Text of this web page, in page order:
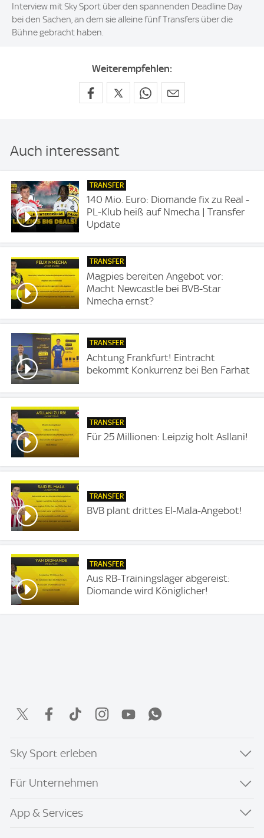
Interview mit Sky Sport über den spannenden Deadline Day
bei den Sachen, an dem sie alleine fünf Transfers über die
Bühne gebracht haben.
Weiterempfehlen:
Auch interessant
TRANSFER
140 Mio. Euro: Diomande fix zu Real -
PL-Klub heiß auf Nmecha | Transfer
Update
TRANSFER
Magpies bereiten Angebot vor:
Macht Newcastle bei BVB-Star
Nmecha ernst?
TRANSFER
Achtung Frankfurt! Eintracht
bekommt Konkurrenz bei Ben Farhat
TRANSFER
Für 25 Millionen: Leipzig holt Asllani!
TRANSFER
BVB plant drittes El-Mala-Angebot!
TRANSFER
Aus RB-Trainingslager abgereist:
Diomande wird Königlicher!
Sky Sport erleben
Für Unternehmen
App & Services